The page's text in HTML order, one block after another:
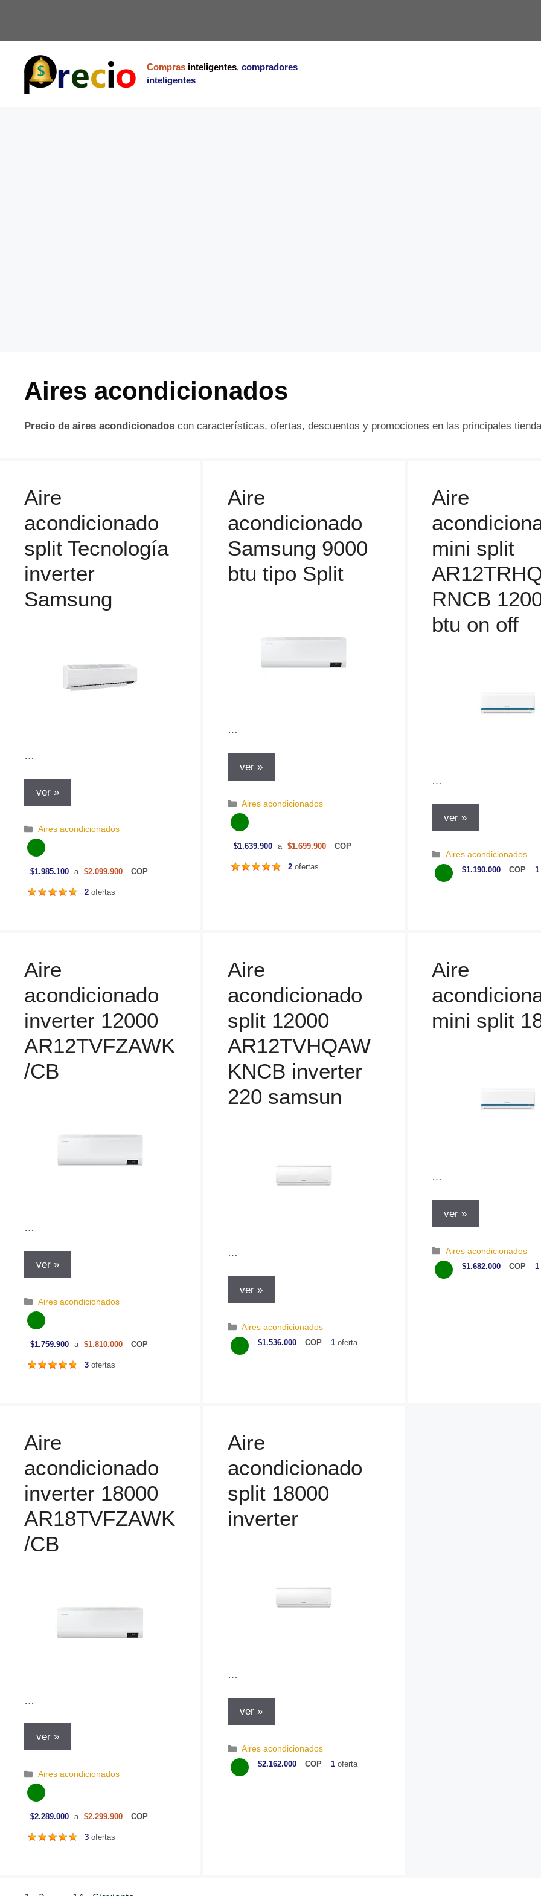
Compras inteligentes, compradores
inteligentes
Aires acondicionados
Precio de aires acondicionados con características, ofertas, descuentos y promociones en las principales
Aire
acondicionado
split Tecnología
inverter
Samsung
…
ver »
C
a
t
e
o
Aires acondicionados
$1.985.100 a $2.099.900 COP
2 ofertas
Aire
acondicionado
Samsung 9000
btu tipo Split
…
ver »
C
a
t
e
o
Aires acondicionados
$1.639.900 a $1.699.900 COP
2 ofertas
Aire
mini split
RNCB
btu on off
…
ver »
C
a
t
s
Aires acondicionados
$1.190.000 COP 1
Aire
acondicionado
inverter 12000
AR12TVFZAWK
/CB
…
ver »
C
a
t
e
o
Aires acondicionados
$1.759.900 a $1.810.000 COP
3 ofertas
Aire
acondicionado
split 12000
AR12TVHQAW
KNCB inverter
220 samsun
…
ver »
C
a
t
s
Aires acondicionados
$1.536.000 COP 1 oferta
Aire
mini split
…
ver »
C
a
Aires acondicionados
$1.682.000 COP 1
Aire
acondicionado
inverter 18000
AR18TVFZAWK
/CB
…
ver »
C
a
t
e
o
Aires acondicionados
$2.289.000 a $2.299.900 COP
3 ofertas
Aire
acondicionado
split 18000
inverter
…
ver »
C
a
t
Aires acondicionados
$2.162.000 COP 1 oferta